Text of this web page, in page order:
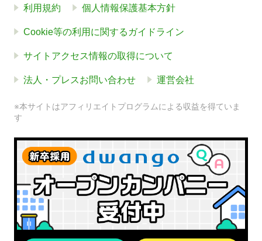
利用規約 個人情報保護基本方針
Cookie等の利用に関するガイドライン
サイトアクセス情報の取得について
法人・プレスお問い合わせ 運営会社
※本サイトはアフィリエイトプログラムによる収益を得ていま
す